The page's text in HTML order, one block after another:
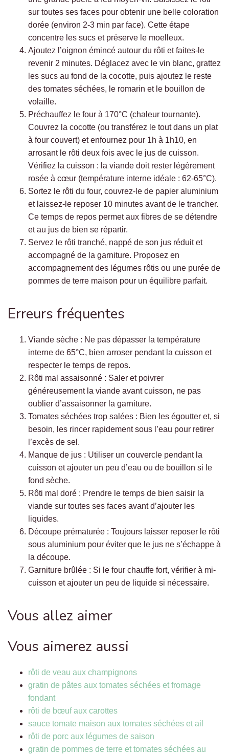
sur toutes ses faces pour obtenir une belle coloration
dorée (environ 2-3 min par face). Cette étape
concentre les sucs et préserve le moelleux.
Ajoutez l’oignon émincé autour du rôti et faites-le
revenir 2 minutes. Déglacez avec le vin blanc, grattez
les sucs au fond de la cocotte, puis ajoutez le reste
des tomates séchées, le romarin et le bouillon de
volaille.
Préchauffez le four à 170°C (chaleur tournante).
Couvrez la cocotte (ou transférez le tout dans un plat
à four couvert) et enfournez pour 1h à 1h10, en
arrosant le rôti deux fois avec le jus de cuisson.
Vérifiez la cuisson : la viande doit rester légèrement
rosée à cœur (température interne idéale : 62-65°C).
Sortez le rôti du four, couvrez-le de papier aluminium
et laissez-le reposer 10 minutes avant de le trancher.
Ce temps de repos permet aux fibres de se détendre
et au jus de bien se répartir.
Servez le rôti tranché, nappé de son jus réduit et
accompagné de la garniture. Proposez en
accompagnement des légumes rôtis ou une purée de
pommes de terre maison pour un équilibre parfait.
Erreurs fréquentes
Viande sèche : Ne pas dépasser la température
interne de 65°C, bien arroser pendant la cuisson et
respecter le temps de repos.
Rôti mal assaisonné : Saler et poivrer
généreusement la viande avant cuisson, ne pas
oublier d’assaisonner la garniture.
Tomates séchées trop salées : Bien les égoutter et, si
besoin, les rincer rapidement sous l’eau pour retirer
l’excès de sel.
Manque de jus : Utiliser un couvercle pendant la
cuisson et ajouter un peu d’eau ou de bouillon si le
fond sèche.
Rôti mal doré : Prendre le temps de bien saisir la
viande sur toutes ses faces avant d’ajouter les
liquides.
Découpe prématurée : Toujours laisser reposer le rôti
sous aluminium pour éviter que le jus ne s’échappe à
la découpe.
Garniture brûlée : Si le four chauffe fort, vérifier à mi-
cuisson et ajouter un peu de liquide si nécessaire.
Vous allez aimer
Vous aimerez aussi
rôti de veau aux champignons
gratin de pâtes aux tomates séchées et fromage
fondant
rôti de bœuf aux carottes
sauce tomate maison aux tomates séchées et ail
rôti de porc aux légumes de saison
gratin de pommes de terre et tomates séchées au